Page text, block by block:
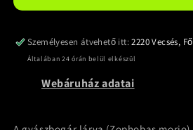
Személyesen átvehető itt:2220 Vecsés,
Általában 24 órán belül elkészül
Webáruház adatai